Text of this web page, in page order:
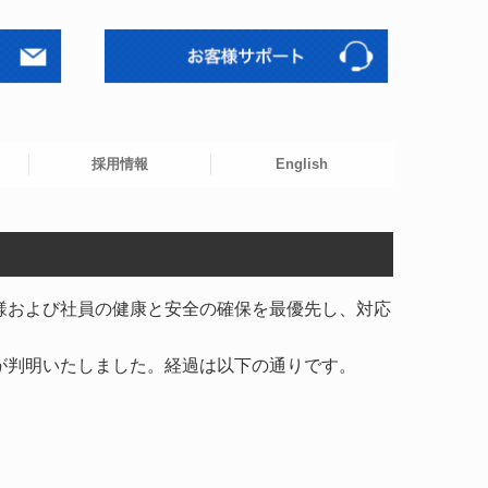
採用情報 English
および社員の健康と安全の確保を最優先し、対応
明いたしました。経過は以下の通りです。